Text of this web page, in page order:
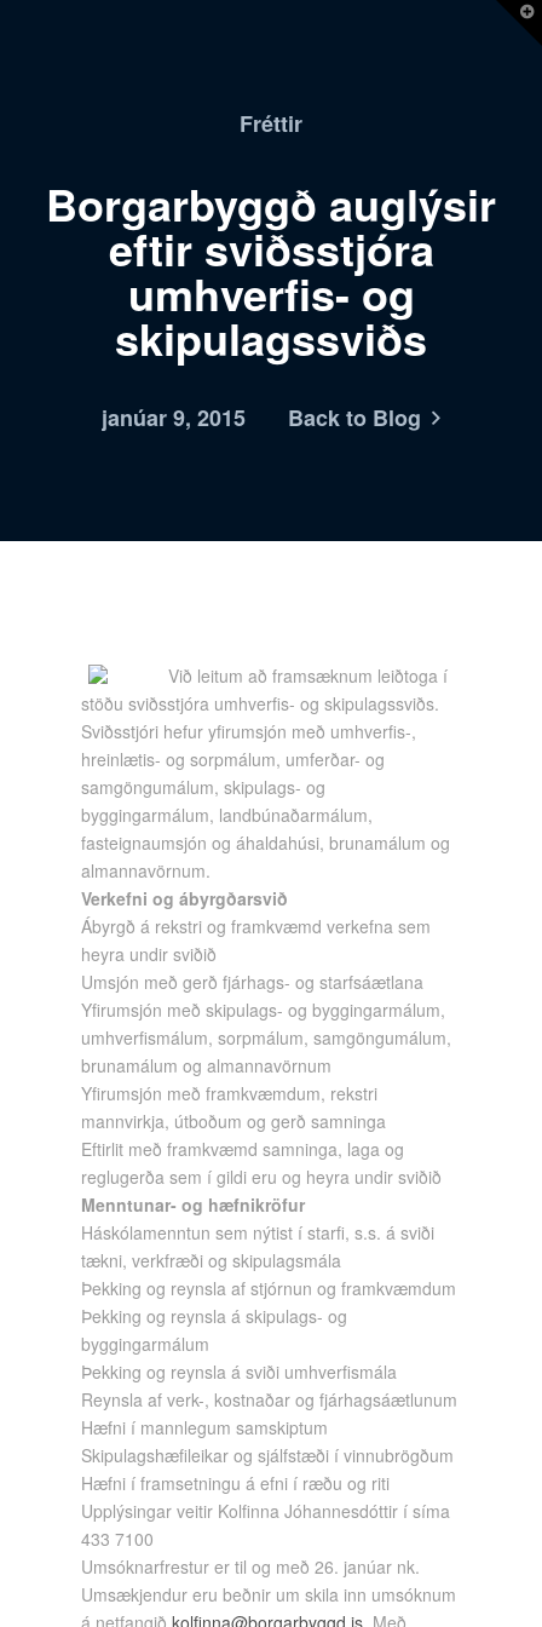
Fréttir
Borgarbyggð auglýsir
eftir sviðsstjóra
umhverfis- og
skipulagssviðs
janúar 9, 2015 Back to Blog
Við leitum að framsæknum leiðtoga í
stöðu sviðsstjóra umhverfis- og skipulagssviðs.
Sviðsstjóri hefur yfirumsjón með umhverfis-,
hreinlætis- og sorpmálum, umferðar- og
samgöngumálum, skipulags- og
byggingarmálum, landbúnaðarmálum,
fasteignaumsjón og áhaldahúsi, brunamálum og
almannavörnum.
Verkefni og ábyrgðarsvið
Ábyrgð á rekstri og framkvæmd verkefna sem
heyra undir sviðið
Umsjón með gerð fjárhags- og starfsáætlana
Yfirumsjón með skipulags- og byggingarmálum,
umhverfismálum, sorpmálum, samgöngumálum,
brunamálum og almannavörnum
Yfirumsjón með framkvæmdum, rekstri
mannvirkja, útboðum og gerð samninga
Eftirlit með framkvæmd samninga, laga og
reglugerða sem í gildi eru og heyra undir sviðið
Menntunar- og hæfnikröfur
Háskólamenntun sem nýtist í starfi, s.s. á sviði
tækni, verkfræði og skipulagsmála
Þekking og reynsla af stjórnun og framkvæmdum
Þekking og reynsla á skipulags- og
byggingarmálum
Þekking og reynsla á sviði umhverfismála
Reynsla af verk-, kostnaðar og fjárhagsáætlunum
Hæfni í mannlegum samskiptum
Skipulagshæfileikar og sjálfstæði í vinnubrögðum
Hæfni í framsetningu á efni í ræðu og riti
Upplýsingar veitir Kolfinna Jóhannesdóttir í síma
433 7100
Umsóknarfrestur er til og með 26. janúar nk.
Umsækjendur eru beðnir um skila inn umsóknum